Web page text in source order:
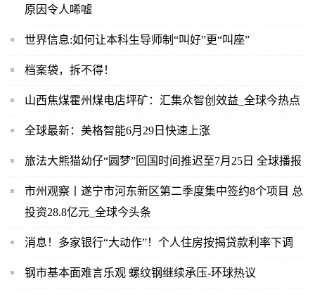
原因令人唏嘘
世界信息:如何让本科生导师制“叫好”更“叫座”
档案袋，拆不得！
山西焦煤霍州煤电店坪矿：汇集众智创效益_全球今热点
全球最新：美格智能6月29日快速上涨
旅法大熊猫幼仔“圆梦”回国时间推迟至7月25日 全球播报
市州观察丨遂宁市河东新区第二季度集中签约8个项目 总
投资28.8亿元_全球今头条
消息！多家银行“大动作”！个人住房按揭贷款利率下调
钢市基本面难言乐观 螺纹钢继续承压-环球热议